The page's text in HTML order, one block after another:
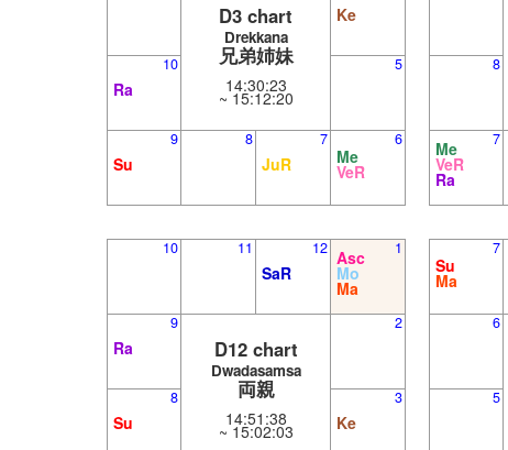
D3 chart
Drekkana
兄弟姉妹
14:30:23
~ 15:12:20
Ke
Ra
10 5
Su
9 8
JuR
7
Me
VeR
6
8
Me
VeR
Ra
7
10 11
SaR
12 Asc
Mo
Ma
1
Ra
9
D12 chart
Dwadasamsa
両親
14:51:38
~ 15:02:03
2
Su
8
Ke
3
Su
Ma
7
6
5